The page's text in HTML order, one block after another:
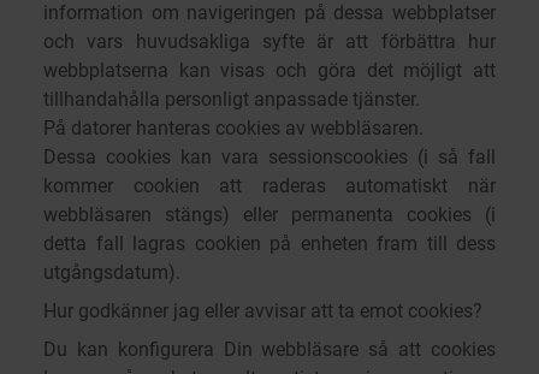
information om navigeringen på dessa webbplatser
och vars huvudsakliga syfte är att förbättra hur
webbplatserna kan visas och göra det möjligt att
tillhandahålla personligt anpassade tjänster.
På datorer hanteras cookies av webbläsaren.
Dessa cookies kan vara sessionscookies (i så fall
kommer cookien att raderas automatiskt när
webbläsaren stängs) eller permanenta cookies (i
detta fall lagras cookien på enheten fram till dess
utgångsdatum).
Hur godkänner jag eller avvisar att ta emot cookies?
Du kan konfigurera Din webbläsare så att cookies